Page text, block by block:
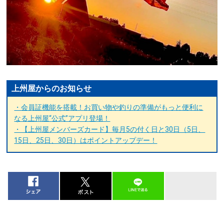
上州屋からのお知らせ
・会員証機能を搭載！お買い物や釣りの準備がもっと便利に
なる上州屋“公式”アプリ登場！
・【上州屋メンバーズカード】毎月5の付く日と30日（5日、
15日、25日、30日）はポイントアップデー！